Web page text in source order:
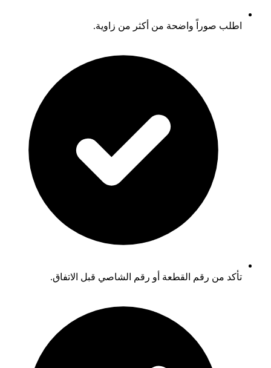
اطلب صوراً واضحة من أكثر من زاوية.
تأكد من رقم القطعة أو رقم الشاصي قبل الاتفاق.